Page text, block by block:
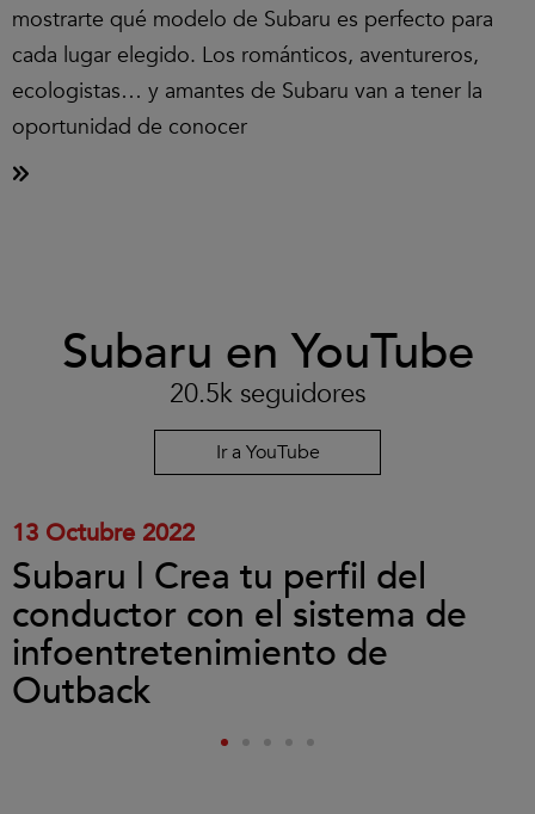
mostrarte qué modelo de Subaru es perfecto para
cada lugar elegido. Los románticos, aventureros,
ecologistas… y amantes de Subaru van a tener la
oportunidad de conocer
Subaru en YouTube
20.5k seguidores
Ir a YouTube
aceptar
13 Octubre 2022
Subaru | Crea tu perfil del
conductor con el sistema de
infoentretenimiento de
Outback